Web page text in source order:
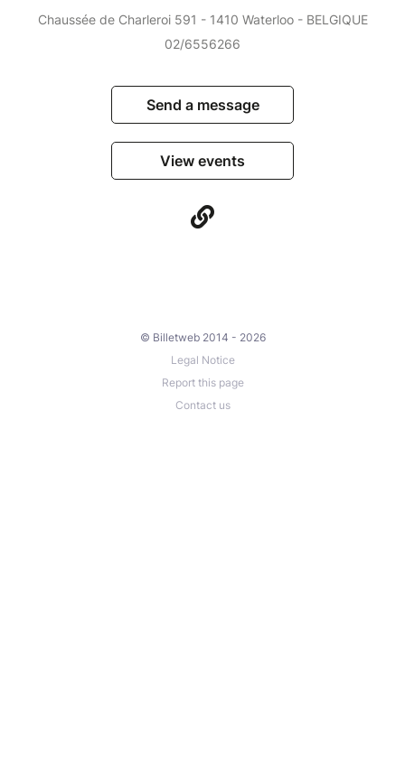
Chaussée de Charleroi 591 - 1410 Waterloo - BELGIQUE
02/6556266
Send a message
View events
© Billetweb 2014 - 2026
Legal Notice
Report this page
Contact us